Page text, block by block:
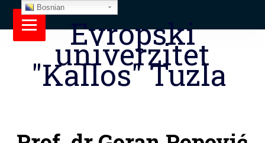
Evropski
univerzitet
"Kallos" Tuzla
Bosnian